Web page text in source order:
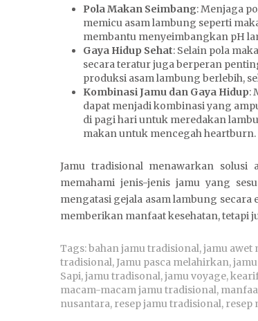
Pola Makan Seimbang: Menjaga
memicu asam lambung seperti
membantu menyeimbangkan pH
Gaya Hidup Sehat: Selain pola
secara teratur juga berperan
produksi asam lambung berlebih,
Kombinasi Jamu dan Gaya Hidup:
dapat menjadi kombinasi yang
di pagi hari untuk meredakan
makan untuk mencegah heartburn.
Jamu tradisional menawarkan solusi
memahami jenis-jenis jamu yang
mengatasi gejala asam lambung
memberikan manfaat kesehatan, tetapi
Tags:bahan jamu tradisional,jamu awet
tradisional,Jamu pasca melahirkan,
Sapi,jamu tradisonal,jamu voyage,
macam-macam jamu tradisional,
nusantara, resep jamu tradisional, resep